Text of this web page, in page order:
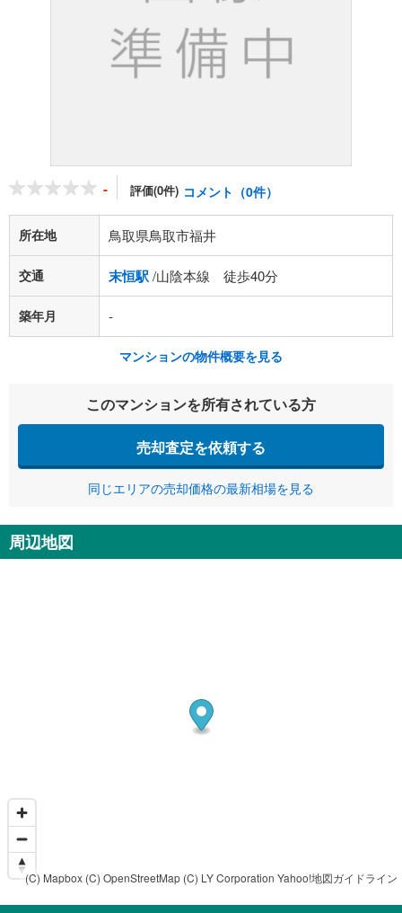
- 評価(0件) コメント（0件）
所在地 鳥取県鳥取市福井
交通 末恒駅/山陰本線 徒歩40分
築年月 -
マンションの物件概要を見る
このマンションを所有されている方
売却査定を依頼する
同じエリアの売却価格の最新相場を見る
周辺地図
(C) Mapbox (C) OpenStreetMap (C) LY Corporation Yahoo!地図ガイドライン